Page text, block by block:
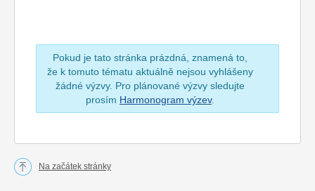
Pokud je tato stránka prázdná, znamená to,
že k tomuto tématu aktuálně nejsou vyhlášeny
žádné výzvy. Pro plánované výzvy sledujte
prosím Harmonogram výzev.
Na začátek stránky